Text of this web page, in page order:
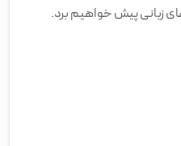
زبانی پیش خواهیم برد.